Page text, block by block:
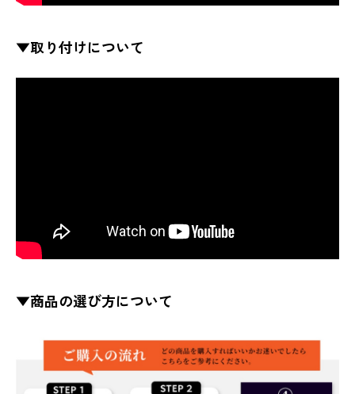
▼取り付けについて
▼商品の選び方について